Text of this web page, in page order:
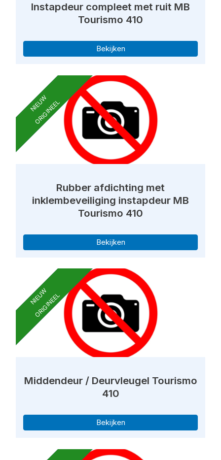
Instapdeur compleet met ruit MB
Tourismo 410
Bekijken
NIEUW
ORIGINEEL
Rubber afdichting met
inklembeveiliging instapdeur MB
Tourismo 410
Bekijken
NIEUW
ORIGINEEL
Middendeur / Deurvleugel Tourismo
410
Bekijken